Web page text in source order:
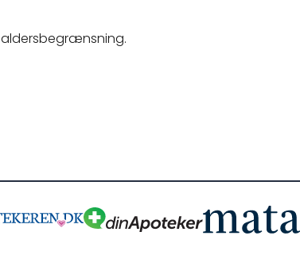
aldersbegrænsning.